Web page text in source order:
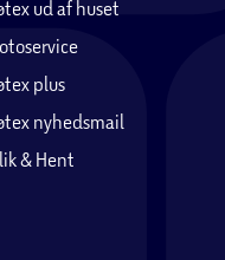
ud af huset
plus
nyhedsmail
& Hent